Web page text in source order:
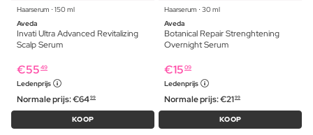
Haarserum ⋅ 150 ml
Aveda
Invati Ultra Advanced Revitalizing
Scalp Serum
€55 49
Ledenprijs
Normale prijs:€6499
KOOP
Haarserum ⋅ 30 ml
Aveda
Botanical Repair Strenghtening
Overnight Serum
€15 09
Ledenprijs
Normale prijs:€2199
KOOP